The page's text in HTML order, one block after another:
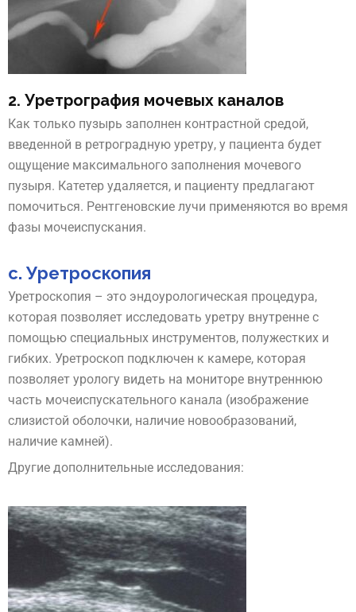
2. Уретрография мочевых каналов
Как только пузырь заполнен контрастной средой,
введенной в ретроградную уретру, у пациента будет
ощущение максимального заполнения мочевого
пузыря. Катетер удаляется, и пациенту предлагают
помочиться. Рентгеновские лучи применяются во время
фазы мочеиспускания.
c. Уретроскопия
Уретроскопия – это эндоурологическая процедура,
которая позволяет исследовать уретру внутренне с
помощью специальных инструментов, полужестких и
гибких. Уретроскоп подключен к камере, которая
позволяет урологу видеть на мониторе внутреннюю
часть мочеиспускательного канала (изображение
слизистой оболочки, наличие новообразований,
наличие камней).
Другие дополнительные исследования: